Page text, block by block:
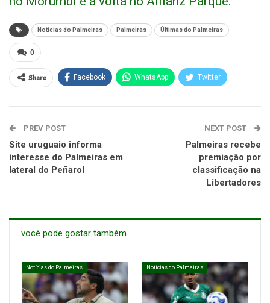
Notícias do Palmeiras Palmeiras Últimas do Palmeiras
0
Share Facebook WhatsApp Twitter
PREV POST
Site uruguaio informa
interesse do Palmeiras em
lateral do Peñarol
NEXT POST
Palmeiras recebe
premiação por
classificação na
Libertadores
você pode gostar também
Notícias do Palmeiras Notícias do Palmeiras